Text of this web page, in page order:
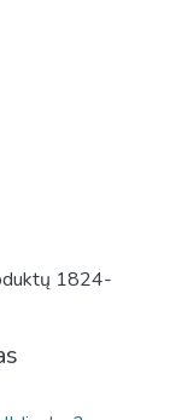
1824-